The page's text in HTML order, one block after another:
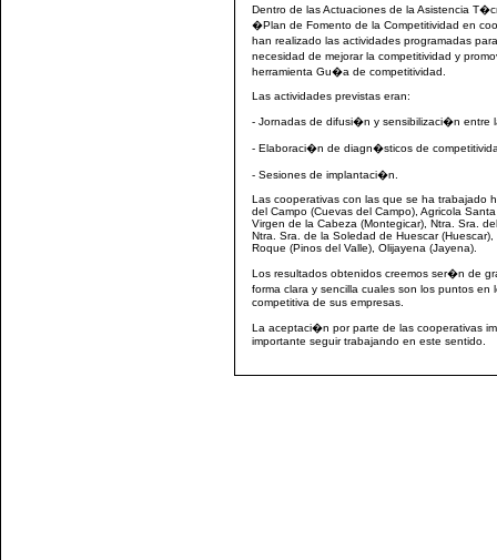
Dentro de las Actuaciones de la Asistencia
�Plan de Fomento de la Competitividad en
han realizado las actividades programadas
necesidad de mejorar la competitividad y
herramienta Gu�a de competitividad.
Las actividades previstas eran:
- Jornadas de difusi�n y sensibilizaci�n entre
- Elaboraci�n de diagn�sticos de
- Sesiones de implantaci�n.
Las cooperativas con las que se ha trabajado
del Campo (Cuevas del Campo), Agricola
Virgen de la Cabeza (Montegicar), Ntra. Sra.
Ntra. Sra. de la Soledad de Huescar
Roque (Pinos del Valle), Olijayena (Jayena).
Los resultados obtenidos creemos ser�n de
forma clara y sencilla cuales son los puntos
competitiva de sus empresas.
La aceptaci�n por parte de las cooperativas
importante seguir trabajando en este sentido.